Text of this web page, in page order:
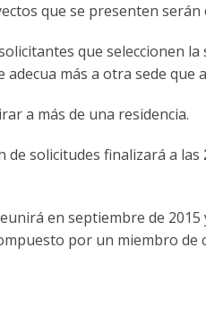
que se presenten
que seleccionen
más a otra sede que
a más de una residencia.
de solicitudes finalizará a las
en septiembre de
por un miembro de